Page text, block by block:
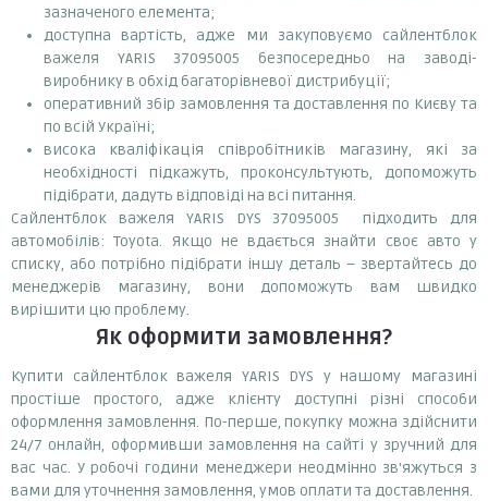
зазначеного елемента;
доступна вартість, адже ми закуповуємо сайлентблок
важеля YARIS 37095005 безпосередньо на заводі-
виробнику в обхід багаторівневої дистрибуції;
оперативний збір замовлення та доставлення по Києву та
по всій Україні;
висока кваліфікація співробітників магазину, які за
необхідності підкажуть, проконсультують, допоможуть
підібрати, дадуть відповіді на всі питання.
Сайлентблок важеля YARIS DYS 37095005 підходить для
автомобілів: Toyota. Якщо не вдається знайти своє авто у
списку, або потрібно підібрати іншу деталь – звертайтесь до
менеджерів магазину, вони допоможуть вам швидко
вирішити цю проблему.
Як оформити замовлення?
Купити сайлентблок важеля YARIS DYS у нашому магазині
простіше простого, адже клієнту доступні різні способи
оформлення замовлення. По-перше, покупку можна здійснити
24/7 онлайн, оформивши замовлення на сайті у зручний для
вас час. У робочі години менеджери неодмінно зв'яжуться з
вами для уточнення замовлення, умов оплати та доставлення.